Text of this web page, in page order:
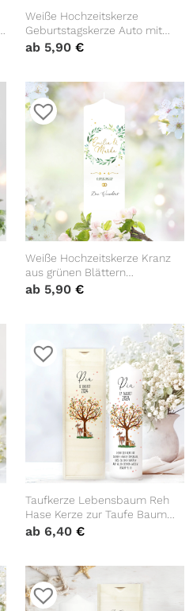
Weiße Hochzeitskerze
Geburtstagskerze Auto mit
Blumen personalisiert
ab 5,90 €
Weiße Hochzeitskerze Kranz
aus grünen Blättern
personalisiert
ab 5,90 €
Taufkerze Lebensbaum Reh
Hase Kerze zur Taufe Baum
Taufspruch individualisierbar
ab 6,40 €